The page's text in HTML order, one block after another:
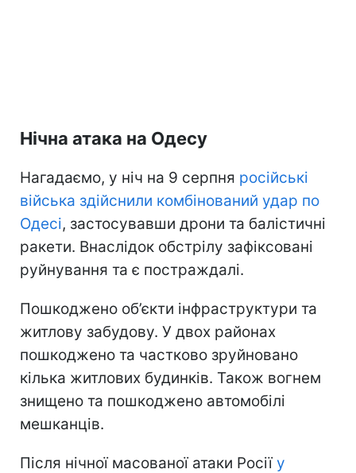
Нічна атака на Одесу
Нагадаємо, у ніч на 9 серпня російські
війська здійснили комбінований удар по
Одесі, застосувавши дрони та балістичні
ракети. Внаслідок обстрілу зафіксовані
руйнування та є постраждалі.
Пошкоджено об’єкти інфраструктури та
житлову забудову. У двох районах
пошкоджено та частково зруйновано
кілька житлових будинків. Також вогнем
знищено та пошкоджено автомобілі
мешканців.
Після нічної масованої атаки Росіїу